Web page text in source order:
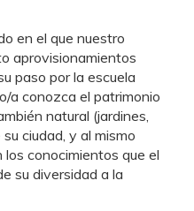
en el que nuestro
aprovisionamientos
paso por la escuela
a conozca el patrimonio
natural (jardines,
ciudad, y al mismo
conocimientos que el
su diversidad a la